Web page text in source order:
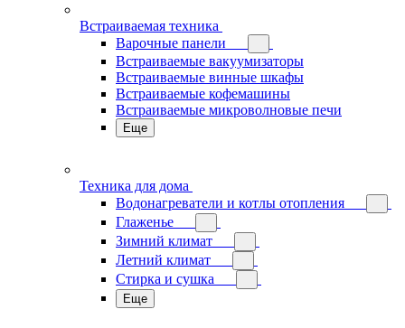
Встраиваемая техника
Варочные панели
Встраиваемые вакуумизаторы
Встраиваемые винные шкафы
Встраиваемые кофемашины
Встраиваемые микроволновые печи
Еще
Техника для дома
Водонагреватели и котлы отопления
Глаженье
Зимний климат
Летний климат
Стирка и сушка
Еще